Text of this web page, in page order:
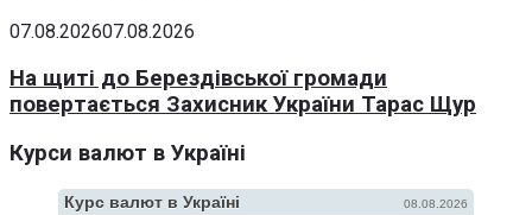
07.08.202607.08.2026
На щиті до Берездівської громади
повертається Захисник України Тарас Щур
Курси валют в Україні